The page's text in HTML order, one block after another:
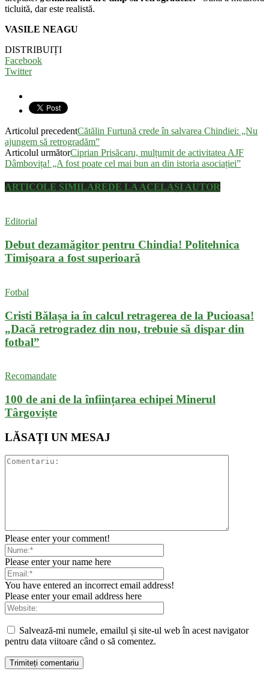
ticluită, dar este realistă.
VASILE NEAGU
DISTRIBUIȚI
Facebook
Twitter
Articolul precedentCătălin Furtună crede în salvarea Chindiei: „Nu
ajungem să retrogradăm”
Articolul următorCiprian Prisăcaru, mulțumit de activitatea AJF
Dâmbovița! „A fost poate cel mai bun an din istoria asociației”
ARTICOLE SIMILAREDE LA ACELAȘI AUTOR
Editorial
Debut dezamăgitor pentru Chindia! Politehnica
Timișoara a fost superioară
Fotbal
Cristi Bălașa ia în calcul retragerea de la Pucioasa!
„Dacă retrogradez din nou, trebuie să dispar din
fotbal”
Recomandate
100 de ani de la înființarea echipei Minerul
Târgoviște
LĂSAȚI UN MESAJ
Please enter your comment!
Please enter your name here
You have entered an incorrect email address!
Please enter your email address here
Salvează-mi numele, emailul și site-ul web în acest navigator
pentru data viitoare când o să comentez.